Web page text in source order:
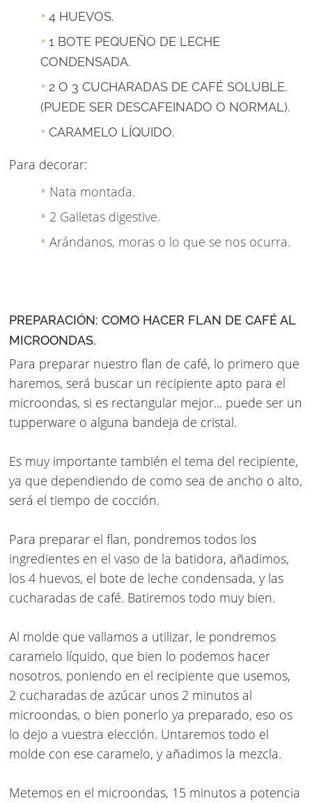
4 HUEVOS.
1 BOTE PEQUEÑO DE LECHE
CONDENSADA.
2 O 3 CUCHARADAS DE CAFÉ SOLUBLE.
(PUEDE SER DESCAFEINADO O NORMAL).
CARAMELO LÍQUIDO.
Para decorar:
Nata montada.
2 Galletas digestive.
Arándanos, moras o lo que se nos ocurra.
PREPARACIÓN: COMO HACER FLAN DE CAFÉ AL
MICROONDAS.
Para preparar nuestro flan de café, lo primero que
haremos, será buscar un recipiente apto para el
microondas, si es rectangular mejor... puede ser un
tupperware o alguna bandeja de cristal.
Es muy importante también el tema del recipiente,
ya que dependiendo de como sea de ancho o alto,
será el tiempo de cocción.
Para preparar el flan, pondremos todos los
ingredientes en el vaso de la batidora, añadimos,
los 4 huevos, el bote de leche condensada, y las
cucharadas de café. Batiremos todo muy bien.
Al molde que vallamos a utilizar, le pondremos
caramelo líquido, que bien lo podemos hacer
nosotros, poniendo en el recipiente que usemos,
2 cucharadas de azúcar unos 2 minutos al
microondas, o bien ponerlo ya preparado, eso os
lo dejo a vuestra elección. Untaremos todo el
molde con ese caramelo, y añadimos la mezcla.
Metemos en el microondas, 15 minutos a potencia